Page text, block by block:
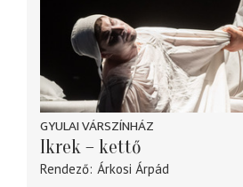
GYULAI VÁRSZÍNHÁZ
Ikrek – kettő
Rendező Árkosi Árpád